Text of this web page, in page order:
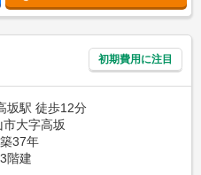
初期費用に注目
坂駅 徒歩12分
大字高坂
築37年
3階建